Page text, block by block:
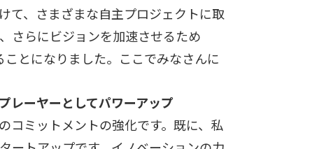
て、さまざまな自主プロジェクトに取
さらにビジョンを加速させるため
とになりました。ここでみなさんに
ーヤーとしてパワーアップ
コミットメントの強化です。既に、私